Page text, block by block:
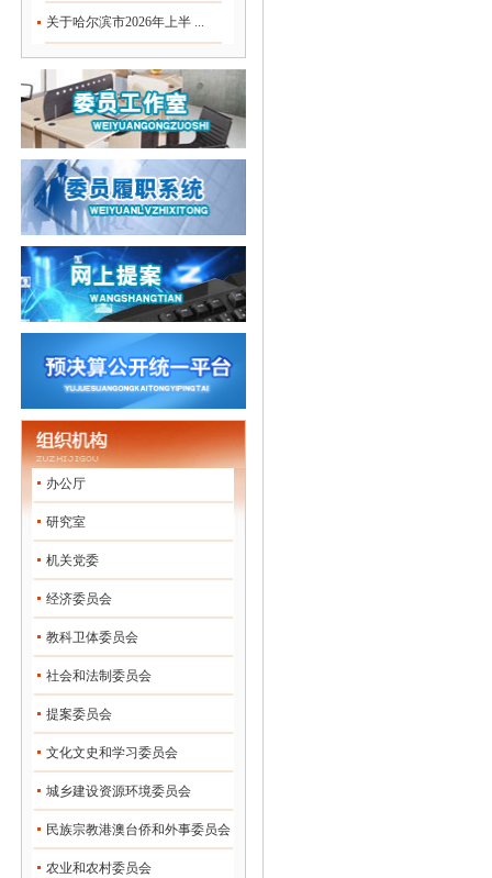
关于哈尔滨市2026年上半 ...
办公厅
研究室
机关党委
经济委员会
教科卫体委员会
社会和法制委员会
提案委员会
文化文史和学习委员会
城乡建设资源环境委员会
民族宗教港澳台侨和外事委员会
农业和农村委员会